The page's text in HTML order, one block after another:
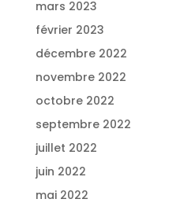
mars 2023
février 2023
décembre 2022
novembre 2022
octobre 2022
septembre 2022
juillet 2022
juin 2022
mai 2022